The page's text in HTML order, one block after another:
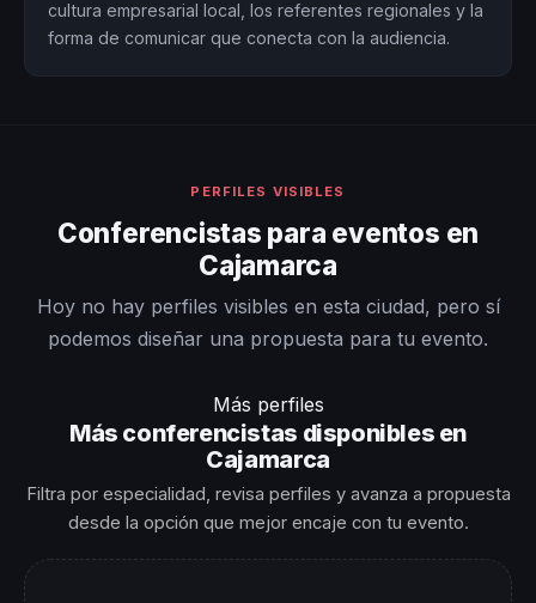
cultura empresarial local, los referentes regionales y la
forma de comunicar que conecta con la audiencia.
PERFILES VISIBLES
Conferencistas para eventos en
Cajamarca
Hoy no hay perfiles visibles en esta ciudad, pero sí
podemos diseñar una propuesta para tu evento.
Más perfiles
Más conferencistas disponibles en
Cajamarca
Filtra por especialidad, revisa perfiles y avanza a propuesta
desde la opción que mejor encaje con tu evento.